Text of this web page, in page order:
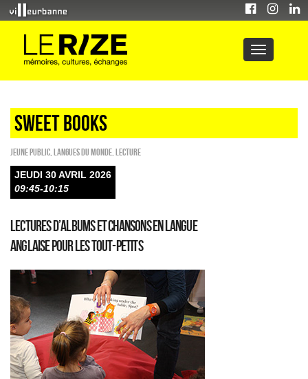
sweet books
Jeune public Langues du monde Lecture
JEUDI 30 AVRIL 2026
09:45-10:15
Lectures d’albums et chansons en langue
anglaise pour les tout-petits